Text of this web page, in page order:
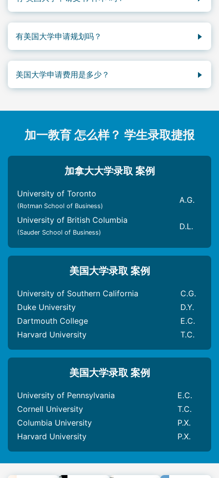
CAAS系统由芝加哥大学、佛罗里达大学、加州理工
达特茅斯学院 、耶鲁大学
同创建。旨在更全面立体的展示申请者的情况。该系统
最大的特色就是帮助高中生在高中开始就规划大学申
请，并跟踪申请进展，为学生在申请环节建立完整的美
国本科申请档案。
参加加分课程和考试：AP课程培训、IB等；留学
生准备雅思/托福；需要提交作品集的专业可以开
始构思。
符合要求成绩；开始着手准备申请文件：
Personal Statement（个人陈述）；Study
Plan（学习计划）；Resume（个人简历）；
Reference Letter（推荐信）；Portfolio（作品
户；提交申请材料；提交申请（未获得的学分或
成绩单可之后补交）。
注申请账户和学校招生信息。
美国 12年级 2月：申请奖学金或提前录取的同学
会开始收到录取通知。
美国 12年级 2-5月：学校会陆续发放录取；学生
可以开始考虑是否接受offer
美国 12年级 6月：确定最终去向；申请学校宿舍
/ 查询校外住宿；缴纳学费；获得大学学费收
据；准备签证材料，提交签证申请（针对中国留
学生）
美国 12年级 6-7月：选课
料等；生活方面：生活物品，行李打包
美国 12年级 9月：入学
阅更多美国大学申请指南。
建立网上申请账户：CA系统账户、CAAS系统账
户、各大学申请账户
了解申请目标学校的申请要求（要根据每所学校
的具体要求提供材料）
需要提交的申请材料大致包括：
高中成绩单（Transcript）
课外实践活动证明（Activities）
AP考试成绩
，以及其他考试成绩单
个人陈述
及时补交更新材料，如12年级下半年成绩单等。
准备面试。
查收录取情况，考虑是否接受录取，缴纳学费。
络加一教育美国大学申请团队，获得更多美国大学申请
荐信等等。其中需要大量书写工作的就是个人陈述，这
也是让很多申请者头疼的文件。想要准备一份优秀的个
请的大学的专业，对申请者的要求和侧重。个人陈述并
不是几次书写就可以定稿的，需要不断修改更新。更要
前，也一定要请写作水平较高的老师和朋友来帮忙修改
有美国大学申请规划吗？
规划，但不知从哪儿开始？别着急，加一教育的美国大
学规划团队已经为同学们整理了最全最新的美国大学规
系加一教育的美国大学申请规划顾问，并开始准备吧！
美国大学申请费用是多少？
美国大学的本科申请费用一般为每所学校$50-$90美
密西根理工大学 (Michigan Technological
University)等。
加一教育 怎么样？ 学生录取捷报
加拿大大学录取 案例
University of Toronto
(Rotman School of Business)
A.G.
University of British Columbia
(Sauder School of Business)
D.L.
美国大学录取 案例
University of Southern California
C.G.
Duke University
D.Y.
Dartmouth College
E.C.
Harvard University
T.C.
美国大学录取 案例
University of Pennsylvania
E.C.
Cornell University
T.C.
Columbia University
P.X.
Harvard University
P.X.